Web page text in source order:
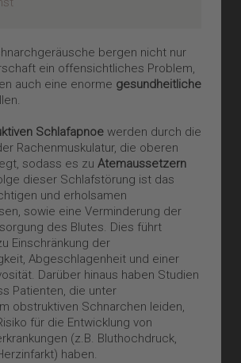
bergen nicht nur
ein offensichtliches Problem,
auch eine enorme gesundheitliche
Schlafapnoe werden durch die
Rachenmuskulatur, die oberen
sodass es zu Atemaussetzern
dieser Schlafstörung ist das
und erholsamen
sowie eine Verminderung der
des Blutes. Dies führt
Einschränkung der
Abgeschlagenheit und einer
Darüber hinaus haben Studien
Patienten, die unter
obstruktiven Schnarchen leiden,
für die Entwicklung von
(z.B. Bluthochdruck,
haben.